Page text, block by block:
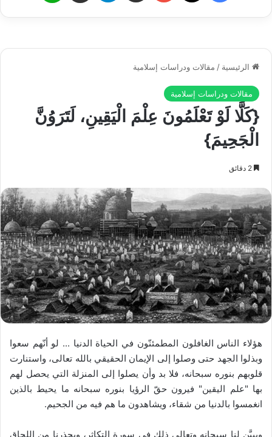
المحرمات.
هذا وإن هذه الصلة الجميلة، وهذا الشعور السامي الذي نشعره في
ونصطبغ منه تعالى بصبغة الكمال لأن النفس خلال قربها وحال وجهتها
إلى خالقها يسري النور إليها فيطهرها مما بها من جرثوم، ويقضي
على ما فيها من انحرافات ويزكّيها ممَّا علق بها من قبل من الميول
المنحطة، والدنيء من الشهوات فينقلب هذا الإنسان وهو أصفى ما
(الزكاة).
فإذا ما زكت نفس الإنسان هذه الزكاة بالله وطهرت هذه الطهارة
فهنالك لا تعود تحب أن تفعل منكراً، ولا أن تقع في معصية أو خطيئة.
وإلى ذلك أشار ﷺ بقوله الشريف:
(لا يؤمن أحدكم حتى يكون هواه تبعاً لما جئت به).
أسئلة حول فريضة الصيام
Play